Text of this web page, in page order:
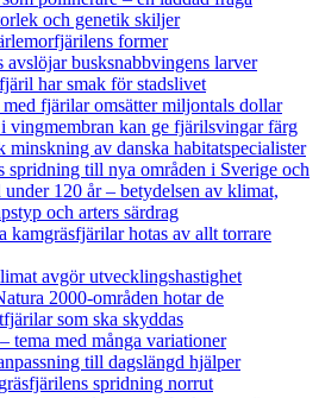
och genetik skiljer
former
busksnabbvingens larver
har smak för stadslivet
fjärilar omsätter miljontals dollar
vingmembran kan ge fjärilsvingar färg
minskning av danska habitatspecialister
spridning till nya områden i Sverige och
under 120 år– betydelsen av klimat,
och arters särdrag
kamgräsfjärilar hotas av allt torrare
avgör utvecklingshastighet
2000-områden hotar de
som ska skyddas
tema med många variationer
till dagslängd hjälper
spridning norrut